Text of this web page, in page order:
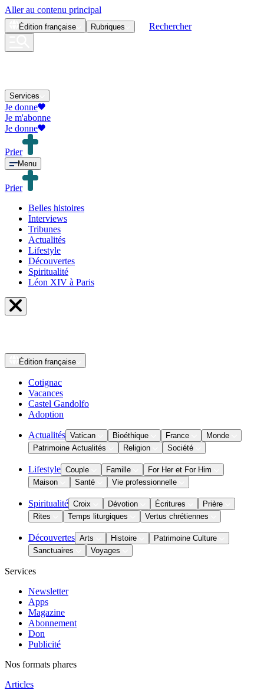
Aller au contenu principal
Édition française Rubriques Rechercher
Services
Je donne
Je m'abonne
Je donne
Prier
Menu
Prier
Belles histoires
Interviews
Tribunes
Actualités
Lifestyle
Découvertes
Spiritualité
Léon XIV à Paris
Édition française
Cotignac
Vacances
Castel Gandolfo
Adoption
Actualités Vatican Bioéthique France
Monde
Patrimoine Actualités
Religion Société
Lifestyle Couple Famille
For Her et For Him
Maison
Santé Vie professionnelle
Spiritualité Croix Dévotion Écritures
Prière
Rites
Temps liturgiques Vertus chrétiennes
Découvertes Arts Histoire
Patrimoine Culture
Sanctuaires
Voyages
Services
Newsletter
Apps
Magazine
Abonnement
Don
Publicité
Nos formats phares
Articles